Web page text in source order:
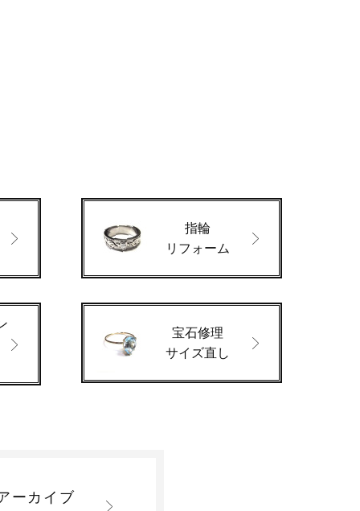
指輪
リフォーム
宝石修理
サイズ直し
ーカイブ